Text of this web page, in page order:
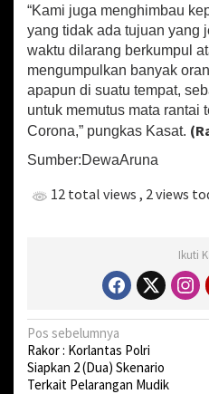
e
p
a
d
a
M
s
y
r
“Kami juga menghimbau
yang tidak ada tujuan yang
waktu dilarang berkumpul
mengumpulkan banyak
apapun di suatu tempat,
untuk memutus mata rantai
Corona,” pungkas Kasat.
Sumber:DewaAruna
12 total views , 2 views
Ikuti
N
a
v
Pos sebelumnya
Rakor : Korlantas Polri
Siapkan 2 (Dua) Skenario
Terkait Pelarangan Mudik